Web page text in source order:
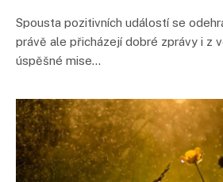
Spousta pozitivních událostí se
právě ale přicházejí dobré zprávy i z
úspěšné mise…